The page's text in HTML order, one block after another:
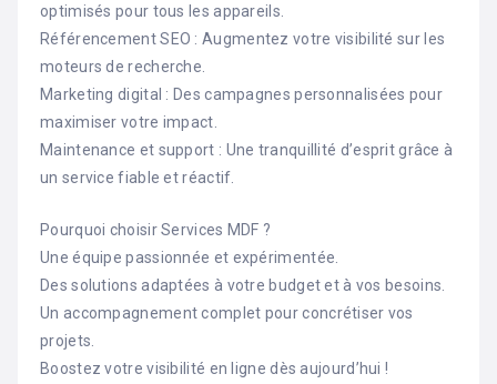
optimisés pour tous les appareils.
Référencement SEO : Augmentez votre visibilité sur les
moteurs de recherche.
Marketing digital : Des campagnes personnalisées pour
maximiser votre impact.
Maintenance et support : Une tranquillité d’esprit grâce à
un service fiable et réactif.
Pourquoi choisir Services MDF ?
Une équipe passionnée et expérimentée.
Des solutions adaptées à votre budget et à vos besoins.
Un accompagnement complet pour concrétiser vos
projets.
Boostez votre visibilité en ligne dès aujourd’hui !